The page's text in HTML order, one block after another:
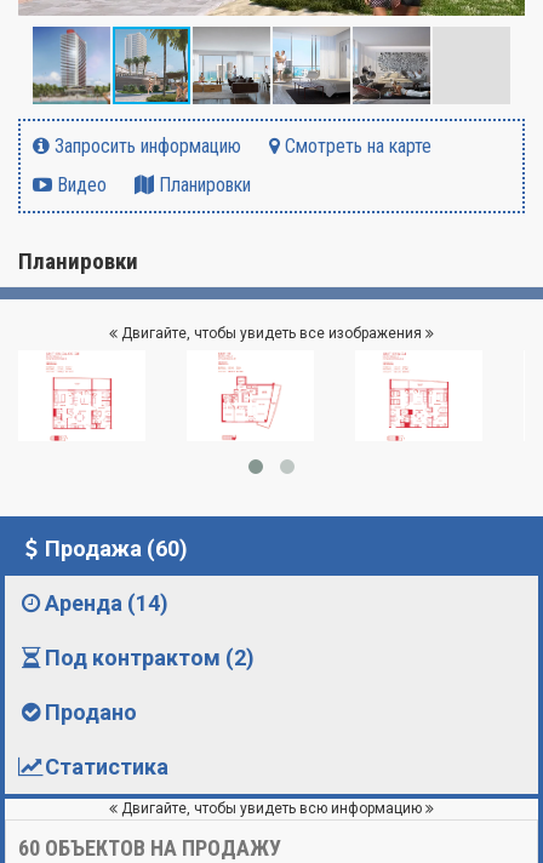
Запросить информацию
Смотреть на карте
Видео
Планировки
Планировки
Двигайте, чтобы увидеть все изображения
Продажа (60)
Аренда (14)
Под контрактом (2)
Продано
Статистика
Двигайте, чтобы увидеть всю информацию
60 ОБЪЕКТОВ НА ПРОДАЖУ